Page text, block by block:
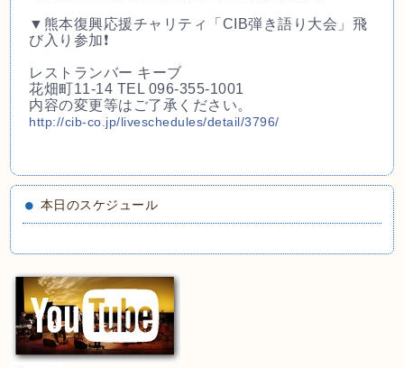
▼熊本復興応援チャリティ「CIB弾き語り大会」飛
び入 り参加❗
レストランバー キーブ
花畑町11-14 TEL 096-355-1001
内容の変更等はご了承ください。
http://cib-co.jp/liveschedules/detail/3796/
本日のスケジュール